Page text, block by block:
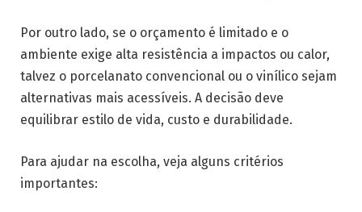
Por outro lado, se o orçamento é limitado e o
ambiente exige alta resistência a impactos ou calor,
talvez o porcelanato convencional ou o vinílico sejam
alternativas mais acessíveis. A decisão deve
equilibrar estilo de vida, custo e durabilidade.
Para ajudar na escolha, veja alguns critérios
importantes: